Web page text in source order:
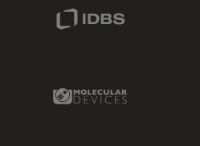
Molecular Devices